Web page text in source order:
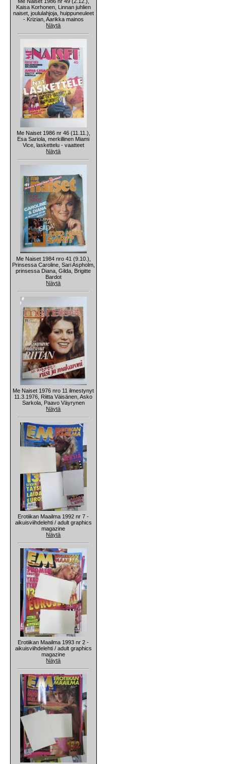
Kaisa Korhonen, Linnan juhlien
naiset, joululahjoja, huippuneuleet
- Krizian, Aarikka mainos
Näytä
Me Naiset 1986 nr 46 (11.11.),
Esa Sariola, merkillinen Miami
Vice, laskettelu - vaatteet
Näytä
Me Naiset 1984 nro 41 (9.10.),
Prinsessa Caroline, Sari Aspholm,
prinsessa Diana, Gilda, Brigitte
Bardot
Näytä
Me Naiset 1976 nro 11 ilmestynyt
11.3.1976, Riitta Väisänen, Asko
Sarkola, Paavo Väyrynen
Näytä
Erotiikan Maailma 1992 nr 7 -
aikuisviihdelehti / adult graphics
magazine
Näytä
Erotiikan Maailma 1993 nr 2 -
aikuisviihdelehti / adult graphics
magazine
Näytä